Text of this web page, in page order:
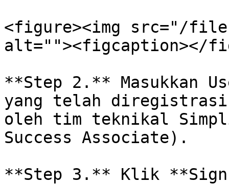
<figure><img src="/
alt=""><figcaption></
**Step 2.** Masukkan
yang telah
oleh tim teknikal
Success Associate).
**Step 3.** Klik